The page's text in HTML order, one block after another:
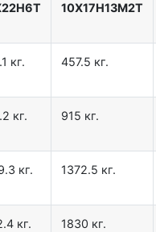
10Х17Н13М2Т
кг. 457.5 кг.
кг. 915 кг.
кг. 1372.5 кг.
кг. 1830 кг.